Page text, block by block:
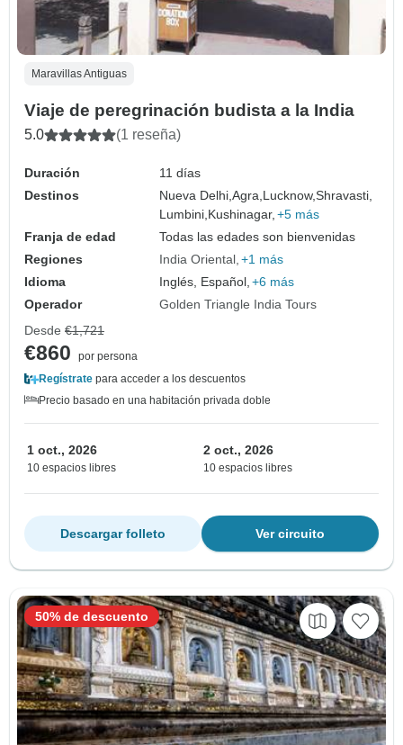
Maravillas Antiguas
Viaje de peregrinación budista a la India
5.0 (1 reseña)
Duración
11 días
Destinos
Nueva Delhi,Agra, Lucknow,Shravasti,
Lumbini, Kushinagar, +5 más
Franja de edad
Todas las edades son bienvenidas
Regiones
India Oriental +1 más
Idioma
Inglés, Español, +6 más
Operador
Golden Triangle India Tours
Desde €1,721
€860
por persona
Regístrate para acceder a los descuentos
Precio basado en una habitación privada doble
1 oct., 2026
10 espacios libres
2 oct., 2026
10 espacios libres
Ver circuito
Descargar folleto
50% de descuento